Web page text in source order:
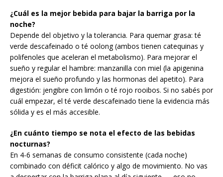
¿Cuál es la mejor bebida para bajar la barriga por la
noche?
Depende del objetivo y la tolerancia. Para quemar grasa: té
verde descafeinado o té oolong (ambos tienen catequinas y
polifenoles que aceleran el metabolismo). Para mejorar el
sueño y regular el hambre: manzanilla con miel (la apigenina
mejora el sueño profundo y las hormonas del apetito). Para
digestión: jengibre con limón o té rojo rooibos. Si no sabés por
cuál empezar, el té verde descafeinado tiene la evidencia más
sólida y es el más accesible.
¿En cuánto tiempo se nota el efecto de las bebidas
nocturnas?
En 4-6 semanas de consumo consistente (cada noche)
combinado con déficit calórico y algo de movimiento. No vas